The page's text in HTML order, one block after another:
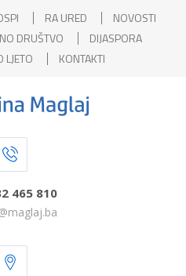
RA URED
NOVOSTI
DRUŠTVO
DIJASPORA
LJETO
KONTAKTI
465 810